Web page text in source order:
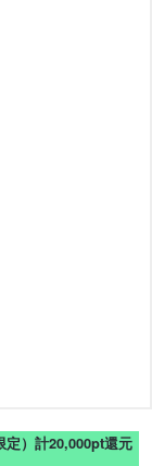
定）計20,000pt還元